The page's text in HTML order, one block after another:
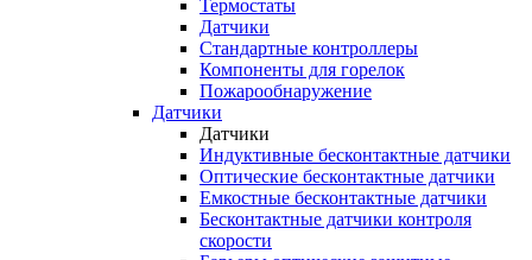
Термостаты
Датчики
Стандартные контроллеры
Компоненты для горелок
Пожарообнаружение
Датчики
Датчики
Индуктивные бесконтактные датчики
Оптические бесконтактные датчики
Емкостные бесконтактные датчики
Бесконтактные датчики контроля
скорости